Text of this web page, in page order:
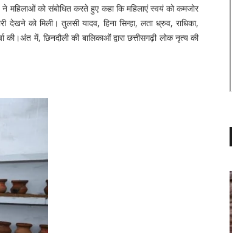
महिलाओं को संबोधित करते हुए कहा कि महिलाएं स्वयं को कमजोर
को मिली। तुलसी यादव, हिना सिन्हा, लता ध्रुव, राधिका,
में, छिनदौली की बालिकाओं द्वारा छत्तीसगढ़ी लोक नृत्य की